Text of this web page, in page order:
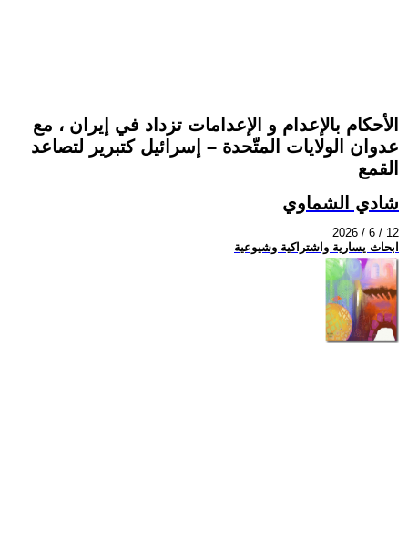
الأحكام بالإعدام و الإعدامات تزداد في إيران ، مع
عدوان الولايات المتّحدة – إسرائيل كتبرير لتصاعد
القمع
شادي الشماوي
2026 / 6 / 12
ابحاث يسارية واشتراكية وشيوعية